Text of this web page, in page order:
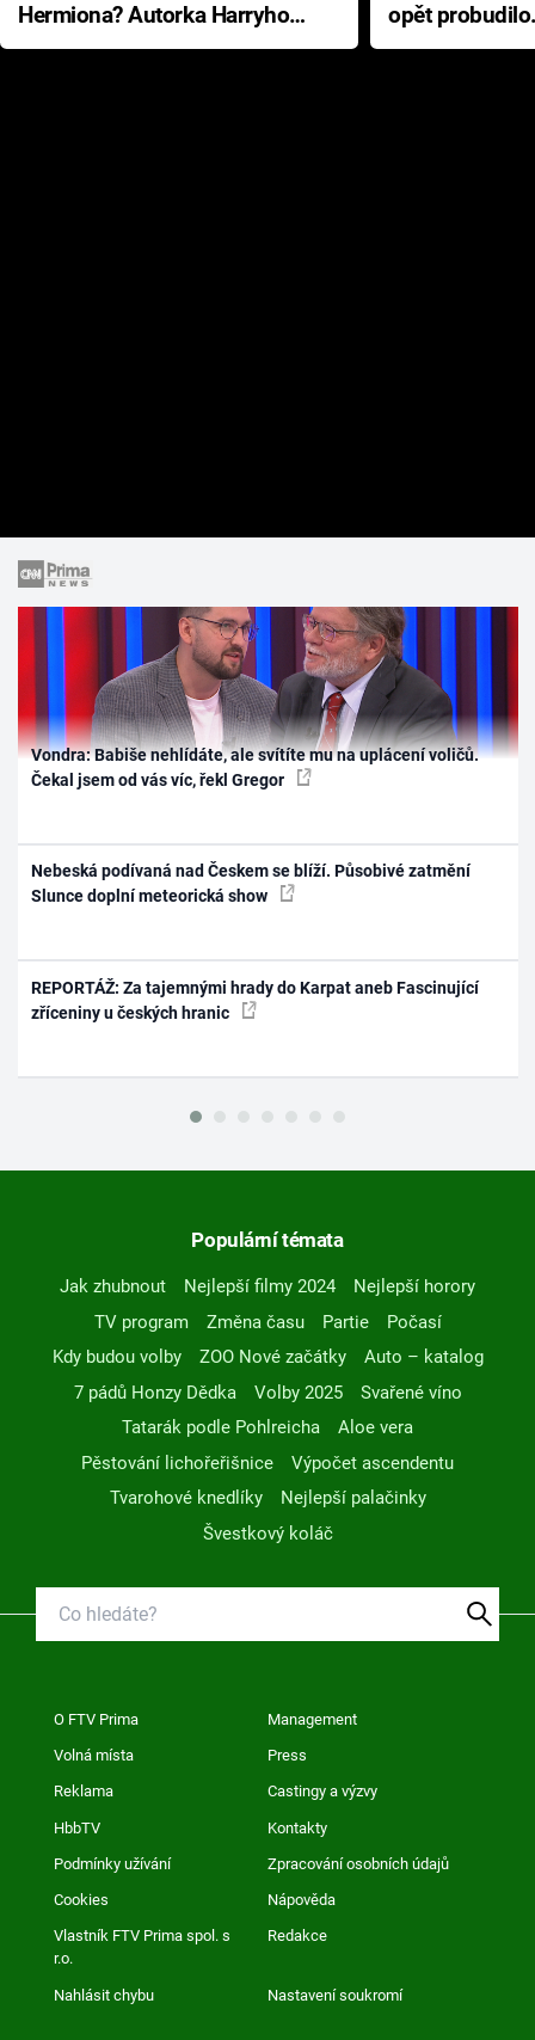
Hermiona? Autorka Harryho
Pottera přišla s ráznou
opět
přichází s
Vondra: Babiše nehlídáte, ale svítíte mu na uplácení voličů.
Čekal jsem od vás víc, řekl Gregor
Nebeská podívaná nad Českem se blíží. Působivé zatmění
Slunce doplní meteorická show
REPORTÁŽ: Za tajemnými hrady do Karpat aneb Fascinující
zříceniny u českých hranic
Populární témata
Jak zhubnout Nejlepší filmy 2024
Nejlepší horory
TV program
Změna času Partie
Počasí
Kdy budou volby
ZOO Nové začátky
Auto – katalog
7 pádů Honzy Dědka
Volby 2025
Svařené víno
Tatarák podle Pohlreicha
Aloe vera
Pěstování lichořeřišnice
Výpočet ascendentu
Tvarohové knedlíky
Nejlepší palačinky
Švestkový koláč
O FTV Prima Management
Volná místa Press
Reklama Castingy a výzvy
HbbTV Kontakty
Podmínky užívání Zpracování osobních údajů
Cookies Nápověda
Vlastník FTV Prima spol. s
r.o.
Redakce
Nahlásit chybu Nastavení soukromí